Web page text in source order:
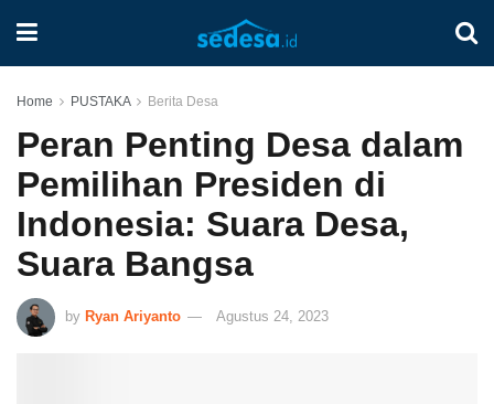
Home PUSTAKA Berita Desa
Peran Penting Desa dalam
Pemilihan Presiden di
Indonesia: Suara Desa,
Suara Bangsa
by Ryan Ariyanto Agustus 24, 2023